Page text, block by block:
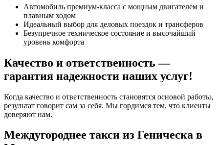
Автомобиль премиум-класса с мощным двигателем и
плавным ходом
Идеальный выбор для деловых поездок и трансферов
Безупречное техническое состояние и высочайший
уровень комфорта
Качество и ответственность —
гарантия надежности наших услуг!
Когда качество и ответственность становятся основой работы,
результат говорит сам за себя. Мы гордимся тем, что клиенты
доверяют нам.
Междугороднее такси из Геническа в